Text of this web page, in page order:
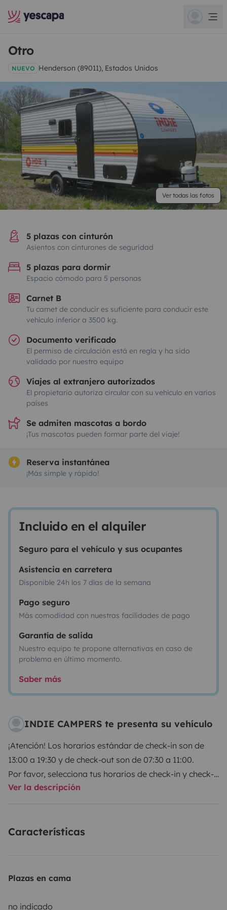
Otro
NUEVO Henderson (89011), Estados Unidos
Ver todas las fotos
5 plazas con cinturón
Asientos con cinturones de seguridad
5 plazas para dormir
Espacio cómodo para 5 personas
Carnet B
Tu carnet de conducir es suficiente para conducir este
vehículo inferior a 3500 kg.
Documento verificado
El permiso de circulación está en regla y ha sido
validado por nuestro equipo
Viajes al extranjero autorizados
El propietario autoriza circular con su vehículo en varios
países
Se admiten mascotas a bordo
¡Tus mascotas pueden formar parte del viaje!
Reserva instantánea
¡Más simple y rápido!
Incluido en el alquiler
Seguro para el vehículo y sus ocupantes
Asistencia en carretera
Disponible 24h los 7 días de la semana
Pago seguro
Más comodidad con nuestras facilidades de pago
Garantía de salida
Nuestro equipo te propone alternativas en caso de
problema en último momento.
Saber más
INDIE CAMPERS te presenta su vehículo
¡Atención! Los horarios estándar de check-in son de
13:00 a 19:30 y de check-out son de 07:30 a 11:00.
Por favor, selecciona tus horarios de check-in y check-
out directamente con Indie Campers.
devolución las 24 horas del día, los 7 días de la
recogida y la devolución no conllevan ningún coste
te garantizan igualmente una gran flexibilidad
Ver la descripción
Características
Plazas en cama
no indicado